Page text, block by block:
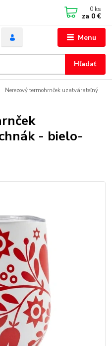
Menu
Hľadať
0 ks
za 0 €
Nerezový termohrnček uzatvárateľný
- bielo-